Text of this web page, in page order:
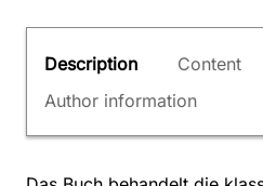
Description Content
Author information